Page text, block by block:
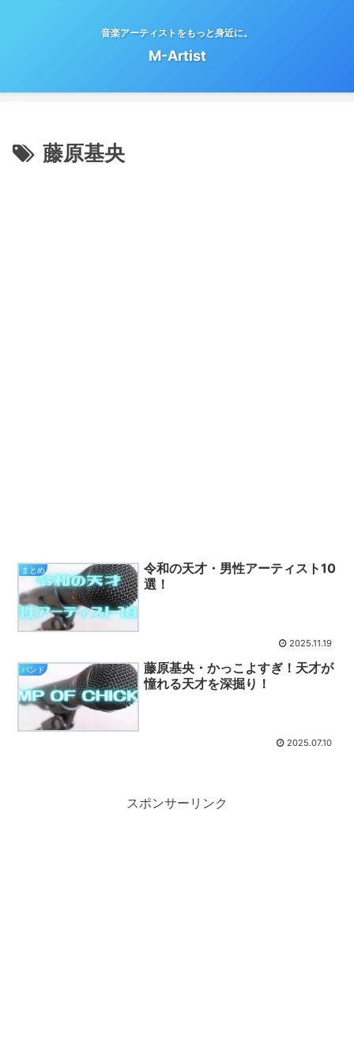
音楽アーティストをもっと身近に。
M-Artist
藤原基央
まとめ
令和の天才・男性アーティスト10
選！
2025.11.19
バンド
藤原基央・かっこよすぎ！天才が
憧れる天才を深掘り！
2025.07.10
スポンサーリンク